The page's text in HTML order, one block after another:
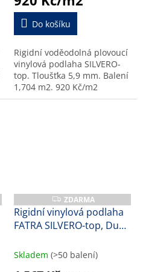
Do košíku
Rigidní voděodolná plovoucí
vinylová podlaha SILVERO-
top. Tloušťka 5,9 mm. Balení
1,704 m2. 920 Kč/m2
Z
D
A
R
ZDARMA
Rigidní vinylová podlaha
FATRA SILVERO-top, Dub
mm
Skladem (>50 balení)